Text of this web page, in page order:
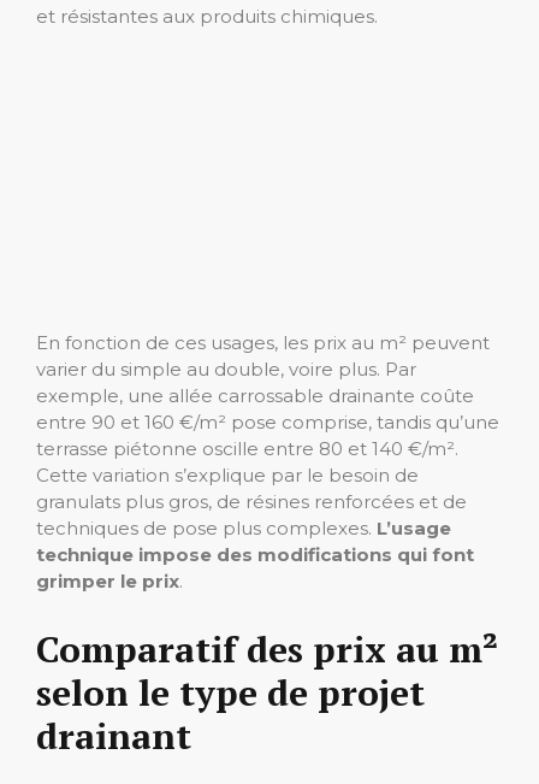
et résistantes aux produits chimiques.
En fonction de ces usages, les prix au m² peuvent
varier du simple au double, voire plus. Par
exemple, une allée carrossable drainante coûte
entre 90 et 160 €/m² pose comprise, tandis qu’une
terrasse piétonne oscille entre 80 et 140 €/m².
Cette variation s’explique par le besoin de
granulats plus gros, de résines renforcées et de
techniques de pose plus complexes. L’usage
technique impose des modifications qui font
grimper le prix.
Comparatif des prix au m²
selon le type de projet
drainant